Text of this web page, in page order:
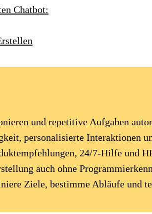
Chatbot:
und repetitive Aufgaben
personalisierte Interaktionen
24/7-Hilfe und
auch ohne
Ziele, bestimme Abläufe und